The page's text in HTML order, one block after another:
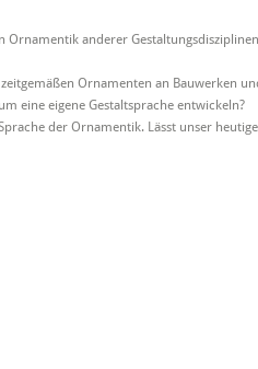
anderer
Ornamenten an Bauwerken
eine eigene Gestaltsprache entwickeln?
der Ornamentik. Lässt unser